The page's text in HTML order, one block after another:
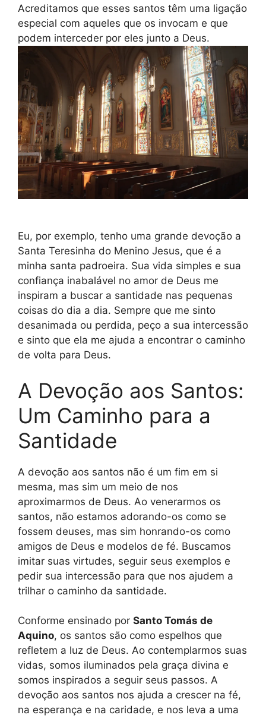
Acreditamos que esses santos têm uma ligação
especial com aqueles que os invocam e que
podem interceder por eles junto a Deus.
Eu, por exemplo, tenho uma grande devoção a
Santa Teresinha do Menino Jesus, que é a
minha santa padroeira. Sua vida simples e sua
confiança inabalável no amor de Deus me
inspiram a buscar a santidade nas pequenas
coisas do dia a dia. Sempre que me sinto
desanimada ou perdida, peço a sua intercessão
e sinto que ela me ajuda a encontrar o caminho
de volta para Deus.
A Devoção aos Santos:
Um Caminho para a
Santidade
A devoção aos santos não é um fim em si
mesma, mas sim um meio de nos
aproximarmos de Deus. Ao venerarmos os
santos, não estamos adorando-os como se
fossem deuses, mas sim honrando-os como
amigos de Deus e modelos de fé. Buscamos
imitar suas virtudes, seguir seus exemplos e
pedir sua intercessão para que nos ajudem a
trilhar o caminho da santidade.
Conforme ensinado por Santo Tomás de
Aquino, os santos são como espelhos que
refletem a luz de Deus. Ao contemplarmos suas
vidas, somos iluminados pela graça divina e
somos inspirados a seguir seus passos. A
devoção aos santos nos ajuda a crescer na fé,
na esperança e na caridade, e nos leva a uma